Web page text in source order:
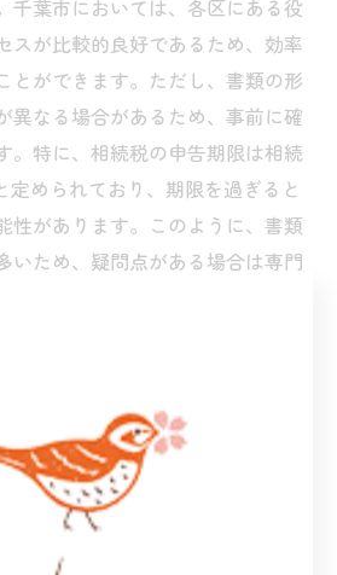
千葉市においては、各区にある役
スが比較的良好であるため、効率
とができます。ただし、書類の形
異なる場合があるため、事前に確
。特に、相続税の申告期限は相続
定められており、期限を過ぎると
性があります。このように、書類
いため、疑問点がある場合は専門
複雑であり、適切に進めるために
せません。ホオジロ行政書士事務
関する豊富な知識と経験を持った
例えば、遺産分割協議書の作成や
の相続登記など、多岐にわたる手